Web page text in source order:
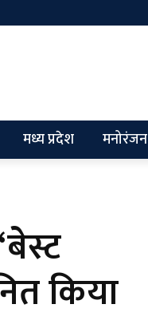
मध्य प्रदेश मनोरंजन
किया